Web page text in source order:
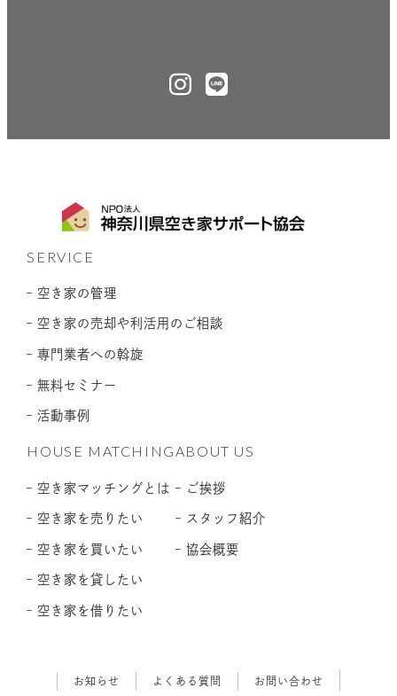
SERVICE
– 空き家の管理
– 空き家の売却や利活用のご相談
– 専門業者への斡旋
– 無料セミナー
– 活動事例
HOUSE MATCHING
– 空き家マッチングとは
– 空き家を売りたい
– 空き家を買いたい
– 空き家を貸したい
– 空き家を借りたい
ABOUT US
– ご挨拶
– スタッフ紹介
– 協会概要
お知らせ よくある質問 お問い合わせ